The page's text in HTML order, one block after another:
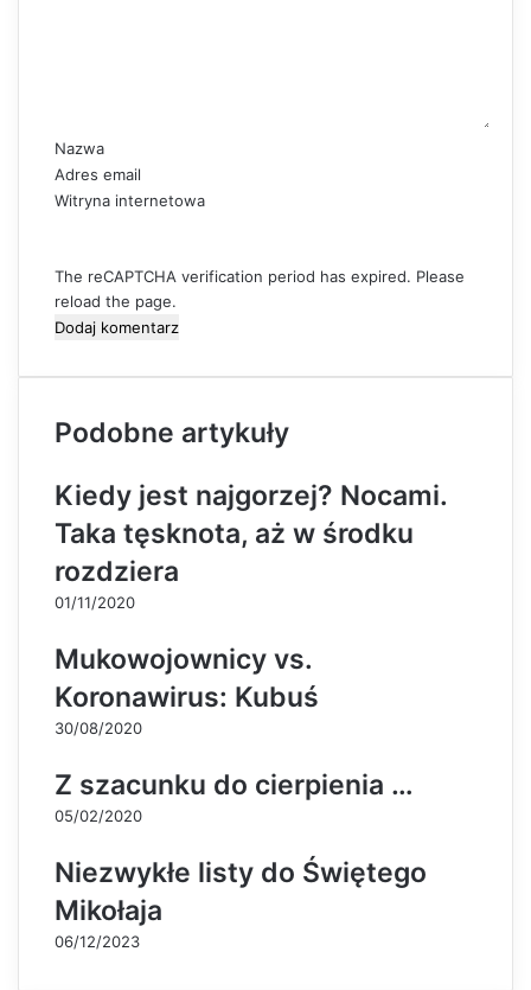
z
*
Nazwa
Adres email
Witryna internetowa
The reCAPTCHA verification period has expired. Please
reload the page.
Podobne artykuły
Kiedy jest najgorzej? Nocami.
Taka tęsknota, aż w środku
rozdziera
01/11/2020
Mukowojownicy vs.
Koronawirus: Kubuś
30/08/2020
Z szacunku do cierpienia …
05/02/2020
Niezwykłe listy do Świętego
Mikołaja
06/12/2023